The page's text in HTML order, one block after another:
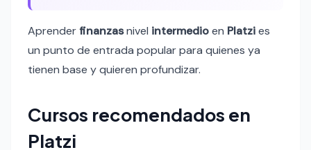
Aprenderfinanzasnivel intermedioen Platzies
un punto de entrada popular para quienes ya
tienen base y quieren profundizar.
Cursos recomendados en
Platzi